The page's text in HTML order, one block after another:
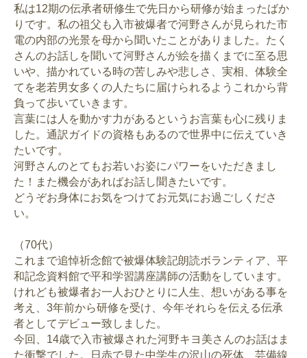
私は12期の伝承者研修生で先日から研修が始まったばか
りです。私の祖父も入市被爆者で河野さんが見られた市
電の内部の光景を母から聞いたことがありました。たく
さんのお話しを聞いて河野さんが絵を描くまでに至る思
いや、描かれている時の苦しみや悲しさ、実相、体験全
てを老若男女多くの人たちに届けられるようこれから背
負って歩いていきます。
言葉には人を動かす力があるというお言葉も心に残りま
した。通訳ガイドの資格もあるので世界中に伝えていき
たいです。
河野さんのとてもお若いお姿にパワーをいただきまし
た！また機会があればお話し聞きたいです。
どうぞお身体にお気をつけてお元気にお過ごしくださ
い。
（70代）
これまで追悼祈念館で被爆体験記朗読ボランティア、平
和記念資料館で平和学習講座講師の活動をしています。
けれども被爆者お一人おひとりに人生、想いがある事を
考え、3年前から研修を受け、今年それらを伝える伝承
者としてデビュー致しました。
今回、14歳で入市被爆された河野キヨ美さんのお話はま
た衝撃でした。日赤で見た中学生の沢山の死体、芸備線